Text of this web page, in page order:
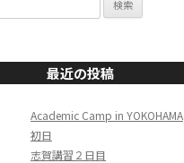
最近の投稿
Academic Camp in YOKOHAMA
初日
志賀講習２日目